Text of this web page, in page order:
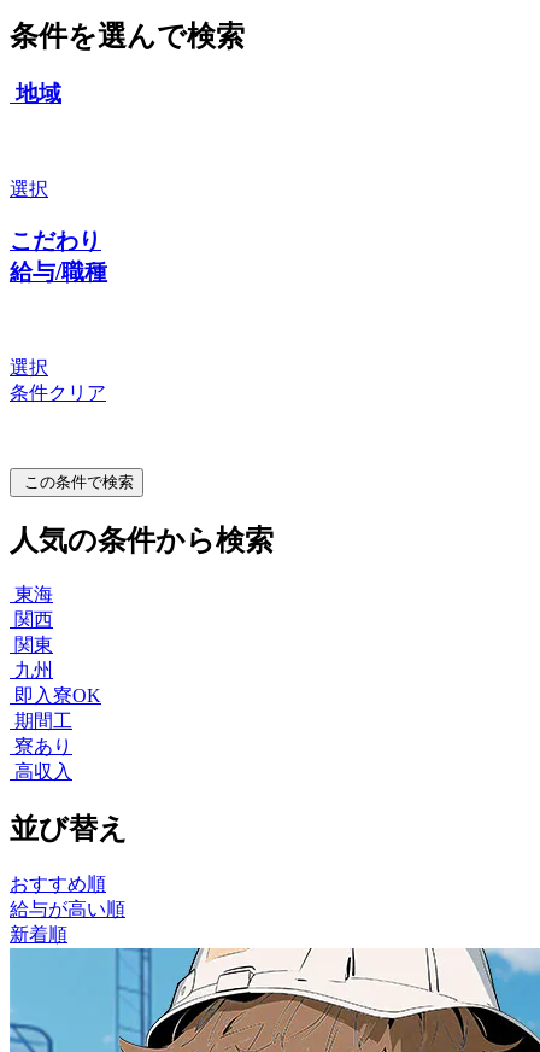
条件を選んで検索
地域
選択
こだわり
給与/職種
選択
条件クリア
この条件で検索
人気の条件から検索
東海
関西
関東
九州
即入寮OK
期間工
寮あり
高収入
並び替え
おすすめ順
給与が高い順
新着順